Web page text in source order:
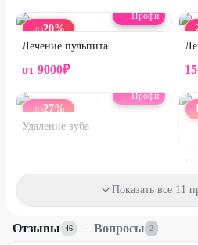
Скидка не суммируется с другими
предложениями стоматологии.
врача-специалиста по оказываемым
противопоказаниям.
Бонусы
В клинике имеется беспроцентная
ДО20%
Профи
Лечение пульпита
от 9000₽
ДО27%
Профи
Удаление зуба
₽
Показать все 11
Отзывы 46 · Вопросы 2